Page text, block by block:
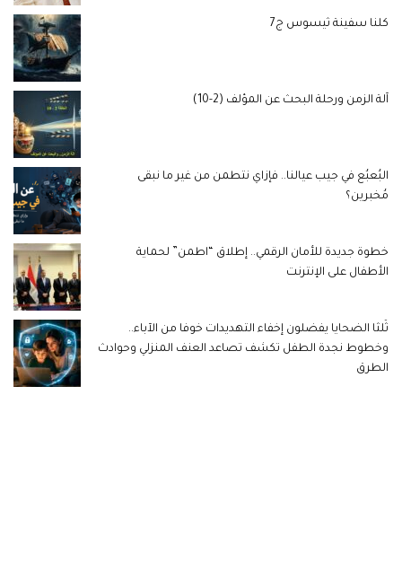
كلنا سفينة ثيسوس ج7
آلة الزمن ورحلة البحث عن المؤلف (2-10)
البُعبُع في جيب عيالنا.. فإزاي نتطمن من غير ما نبقى
مُخبرين؟
خطوة جديدة للأمان الرقمي.. إطلاق “اطمن” لحماية
الأطفال على الإنترنت
ثُلثا الضحايا يفضلون إخفاء التهديدات خوفا من الآباء..
وخطوط نجدة الطفل تكشف تصاعد العنف المنزلي وحوادث
الطرق